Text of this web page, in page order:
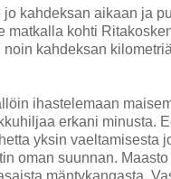
kahdeksan aikaan ja
matkalla kohti
noin kahdeksan
ihastelemaan
erkani minusta.
yksin vaeltamisesta
oman suunnan.
mäntykangasta.